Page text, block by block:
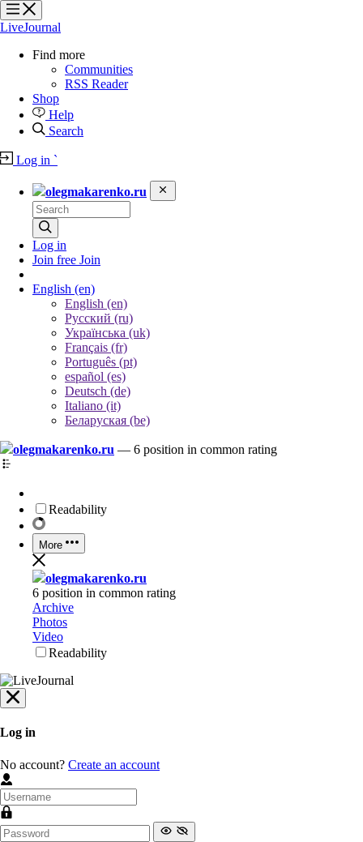
?
?
?
?
LiveJournal
Find more
Communities
RSS Reader
Shop
Help
Search
Log in `
olegmakarenko.ru
Log in
Join free Join
English (en)
English (en)
Русский (ru)
Українська (uk)
Français (fr)
Português (pt)
español (es)
Deutsch (de)
Italiano (it)
Беларуская (be)
olegmakarenko.ru — 6 position in common rating
Readability
More
olegmakarenko.ru
6 position in common rating
Archive
Photos
Video
Readability
Log in
No account? Create an account